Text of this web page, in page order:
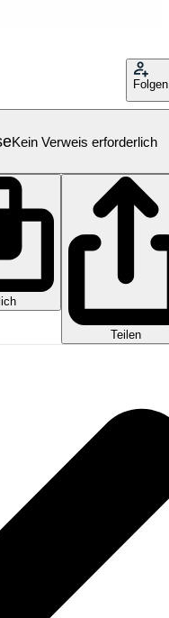
Folgen
Kein Verweis erforderlich
Teilen